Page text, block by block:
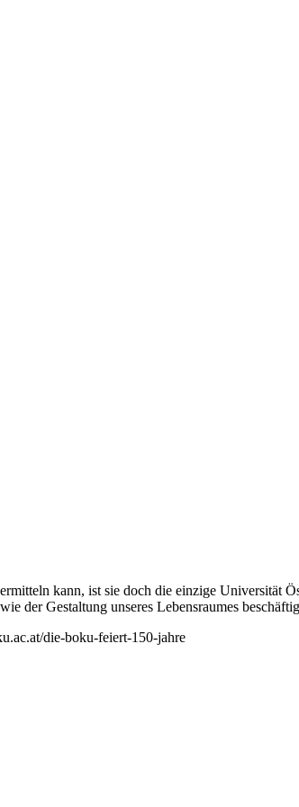
kann, ist sie doch die einzige Universität
der Gestaltung unseres Lebensraumes
die-boku-feiert-150-jahre